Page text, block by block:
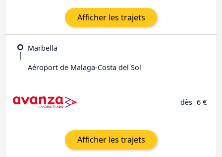
Afficher les trajets
Marbella
Aéroport de Malaga-Costa del Sol
dès 6 €
Afficher les trajets